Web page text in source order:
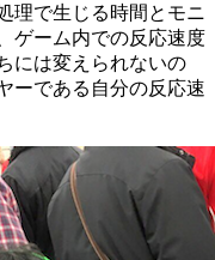
理で生じる時間とモニ
ゲーム内での反応速度
には変えられないの
ーである自分の反応速